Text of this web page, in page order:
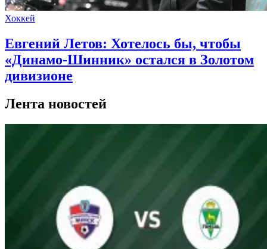
Хоккей
Евгений Летов: Хотелось бы, чтобы
«Динамо-Шинник» остался в Золотом
дивизионе
Лента новостей